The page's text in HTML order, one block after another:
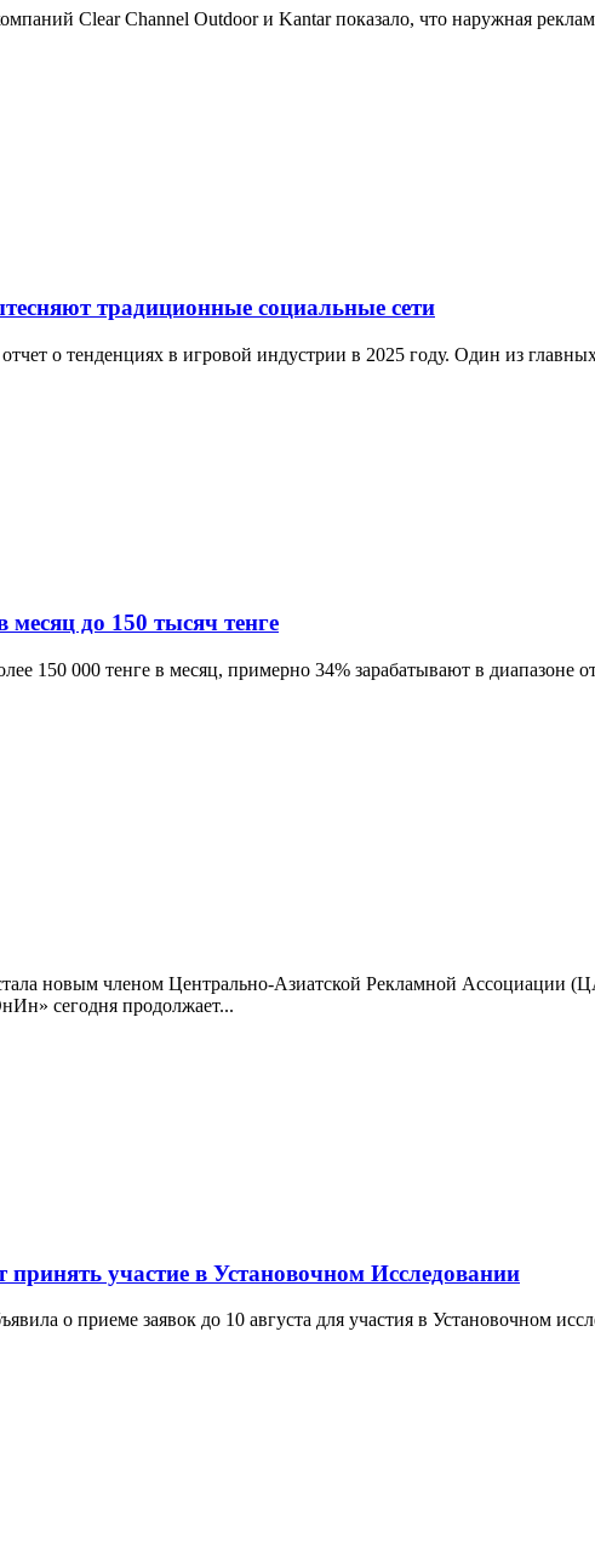
Clear Channel Outdoor и Kantar показало, что наружная
традиционные социальные сети
о тенденциях в игровой индустрии в 2025 году. Один из
месяц до 150 тысяч тенге
150 000 тенге в месяц, примерно 34% зарабатывают в диапазоне
новым членом Центрально-Азиатской Рекламной Ассоциации
сегодня продолжает...
участие в Установочном Исследовании
о приеме заявок до 10 августа для участия в Установочном